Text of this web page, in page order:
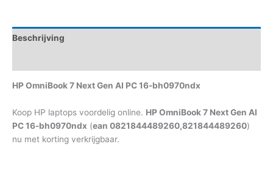
Beschrijving
HP OmniBook 7 Next Gen AI PC 16-bh0970ndx
Koop HP laptops voordelig online. HP OmniBook 7 Next Gen AI
PC 16-bh0970ndx (ean 0821844489260,821844489260)
nu met korting verkrijgbaar.